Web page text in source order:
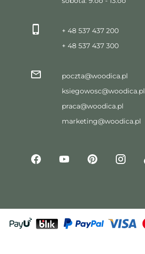
+ 48 537 437 200
+ 48 537 437 300
poczta@woodica.pl
ksiegowosc@woodica.pl
praca@woodica.pl
marketing@woodica.pl